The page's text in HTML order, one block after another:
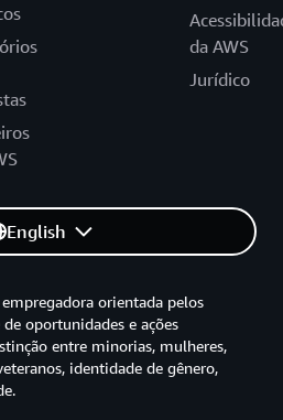
da AWS
Jurídico
English
orientada pelos
oportunidades e ações
entre minorias, mulheres,
identidade de gênero,